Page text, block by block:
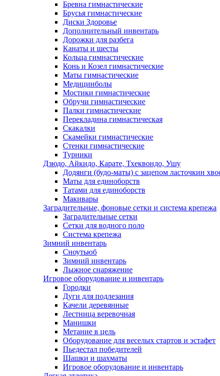
Бревна гимнастические
Брусья гимнастические
Диски Здоровье
Дополнительный инвентарь
Дорожки для разбега
Канаты и шесты
Кольца гимнастические
Конь и Козел гимнастические
Маты гимнастические
Медицинболы
Мостики гимнастические
Обручи гимнастические
Палки гимнастические
Перекладина гимнастическая
Скакалки
Скамейки гимнастические
Стенки гимнастические
Турники
Дзюдо, Айкидо, Карате, Тхеквондо, Ушу
Додянги (будо-маты) с зацепом ласточкин
Маты для единоборств
Татами для единоборств
Макивары
Заградительные, фоновые сетки и система крепежа
Заградительные сетки
Сетки для водного поло
Система крепежа
Зимний инвентарь
Сноутьюб
Зимний инвентарь
Лыжное снаряжение
Игровое оборудование и инвентарь
Городки
Дуги для подлезания
Качели деревянные
Лестница веревочная
Манишки
Метание в цель
Оборудование для веселых стартов и эстафет
Пьедестал победителей
Шашки и шахматы
Игровое оборудование и инвентарь